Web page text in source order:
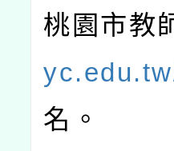
桃園市教
名。